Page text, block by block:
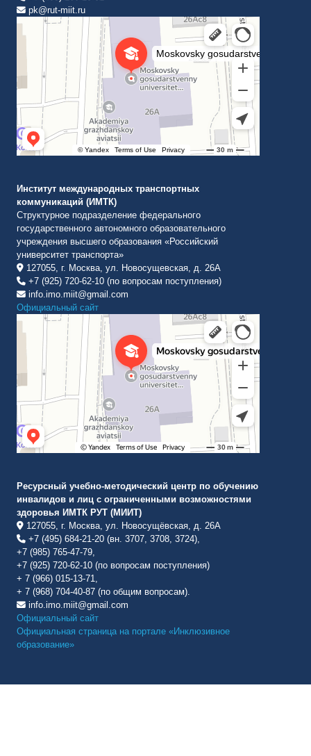
pk@rut-miit.ru
Институт международных транспортных коммуникаций Рут
ВУЗ в Москве
Институт международных транспортных
коммуникаций (ИМТК)
Структурное подразделение федерального
государственного автономного образовательного
учреждения высшего образования «Российский
университет транспорта»
127055, г. Москва, ул. Новосущевская, д. 26А
+7 (925) 720-62-10 (по вопросам поступления)
info.imo.miit@gmail.com
Официальный сайт
Институт международных транспортных коммуникаций Рут
ВУЗ в Москве
Ресурсный учебно-методический центр по обучению
инвалидов и лиц с ограниченными возможностями
здоровья ИМТК РУТ (МИИТ)
127055, г. Москва, ул. Новосущёвская, д. 26А
+7 (495) 684-21-20 (вн. 3707, 3708, 3724),
+7 (985) 765-47-79,
+7 (925) 720-62-10 (по вопросам поступления)
+ 7 (966) 015-13-71,
+ 7 (968) 704-40-87 (по общим вопросам).
info.imo.miit@gmail.com
Официальный сайт
Официальная страница на портале «Инклюзивное
образование»